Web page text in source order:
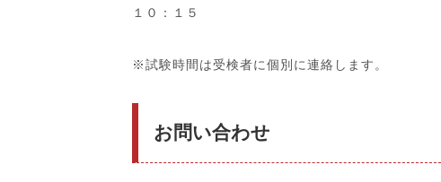
１０：１５
※試験時間は受検者に個別に連絡します。
お問い合わせ